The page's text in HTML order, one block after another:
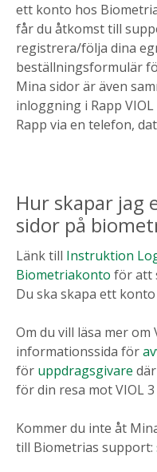
ett konto hos
får du åtkomst till
registrera/följa dina
beställningsformulär
Mina sidor är även
inloggning i Rapp
Rapp via en telefon,
Hur skapar jag
sidor på
Länk till Instruktion
Biometriakonto för att
Du ska skapa ett
Om du vill läsa mer om
informationssida för
för uppdragsgivare
för din resa mot VIOL
Kommer du inte åt
till Biometrias support: